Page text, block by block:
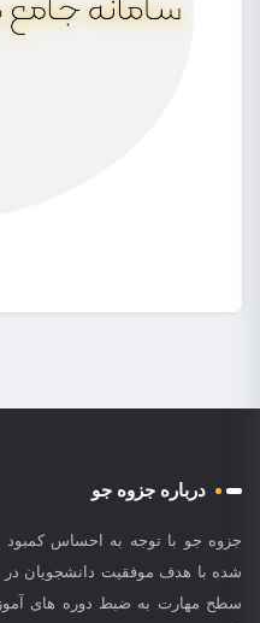
درباره جزوه جو
جزوه جو با توجه به احساس کمبود
شده با هدف موفقیت دانشجویان در
سطح مهارت به ضبط دوره های